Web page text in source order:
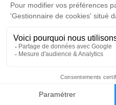
Faire-part
Cérémonie religieuse
Église d'Esprels
70110 Esprels